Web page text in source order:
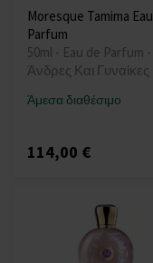
Moresque Tamima
Parfum
50ml - Eau de Parfum -
Άνδρες Και Γυναίκες
Άμεσα διαθέσιμο
114,00 €